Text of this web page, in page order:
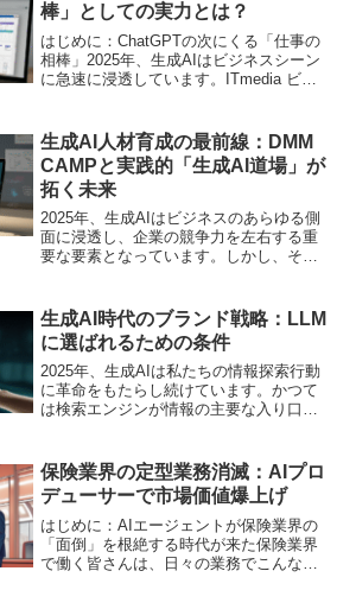
棒」としての実力とは？
はじめに：ChatGPTの次にくる「仕事の
相棒」2025年、生成AIはビジネスシーン
に急速に浸透しています。ITmedia ビジ
の7割以上が「週に1回以上」利用して
お...
生成AI人材育成の最前線：DMM
CAMPと実践的「生成AI道場」が
拓く未来
2025年、生成AIはビジネスのあらゆる側
面に浸透し、企業の競争力を左右する重
要な要素となっています。しかし、その
いう課題に直面しています。単なるツー
ルの利用に留まら...
生成AI時代のブランド戦略：LLM
に選ばれるための条件
2025年、生成AIは私たちの情報探索行動
に革命をもたらし続けています。かつて
は検索エンジンが情報の主要な入り口で
ムが、消費者の日常的なデジタルライ...
保険業界の定型業務消滅：AIプロ
デューサーで市場価値爆上げ
はじめに：AIエージェントが保険業界の
「面倒」を根絶する時代が来た保険業界
で働く皆さんは、日々の業務でこんな悩